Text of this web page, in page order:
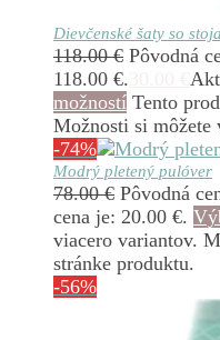
Dievčenské šaty so
118.00€ Pôvodná
118.00 €.
možností Tento
Možnosti si môžete
-74%
Modrý pletený pulóver
78.00€ Pôvodná
cena je: 20.00 €.
viacero variantov.
stránke produktu.
-56%